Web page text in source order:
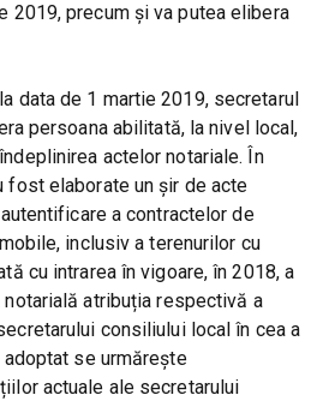
2019, precum și va putea elibera
data de 1 martie 2019, secretarul
persoana abilitată, la nivel local,
actelor notariale. În
fost elaborate un șir de acte
a contractelor de
inclusiv a terenurilor cu
cu intrarea în vigoare, în 2018, a
atribuția respectivă a
consiliului local în cea a
se urmărește
actuale ale secretarului